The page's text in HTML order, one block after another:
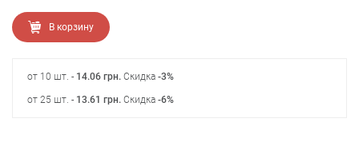
В корзину
от 10 шт. - 14.06 грн. Скидка -3%
от 25 шт. - 13.61 грн. Скидка -6%